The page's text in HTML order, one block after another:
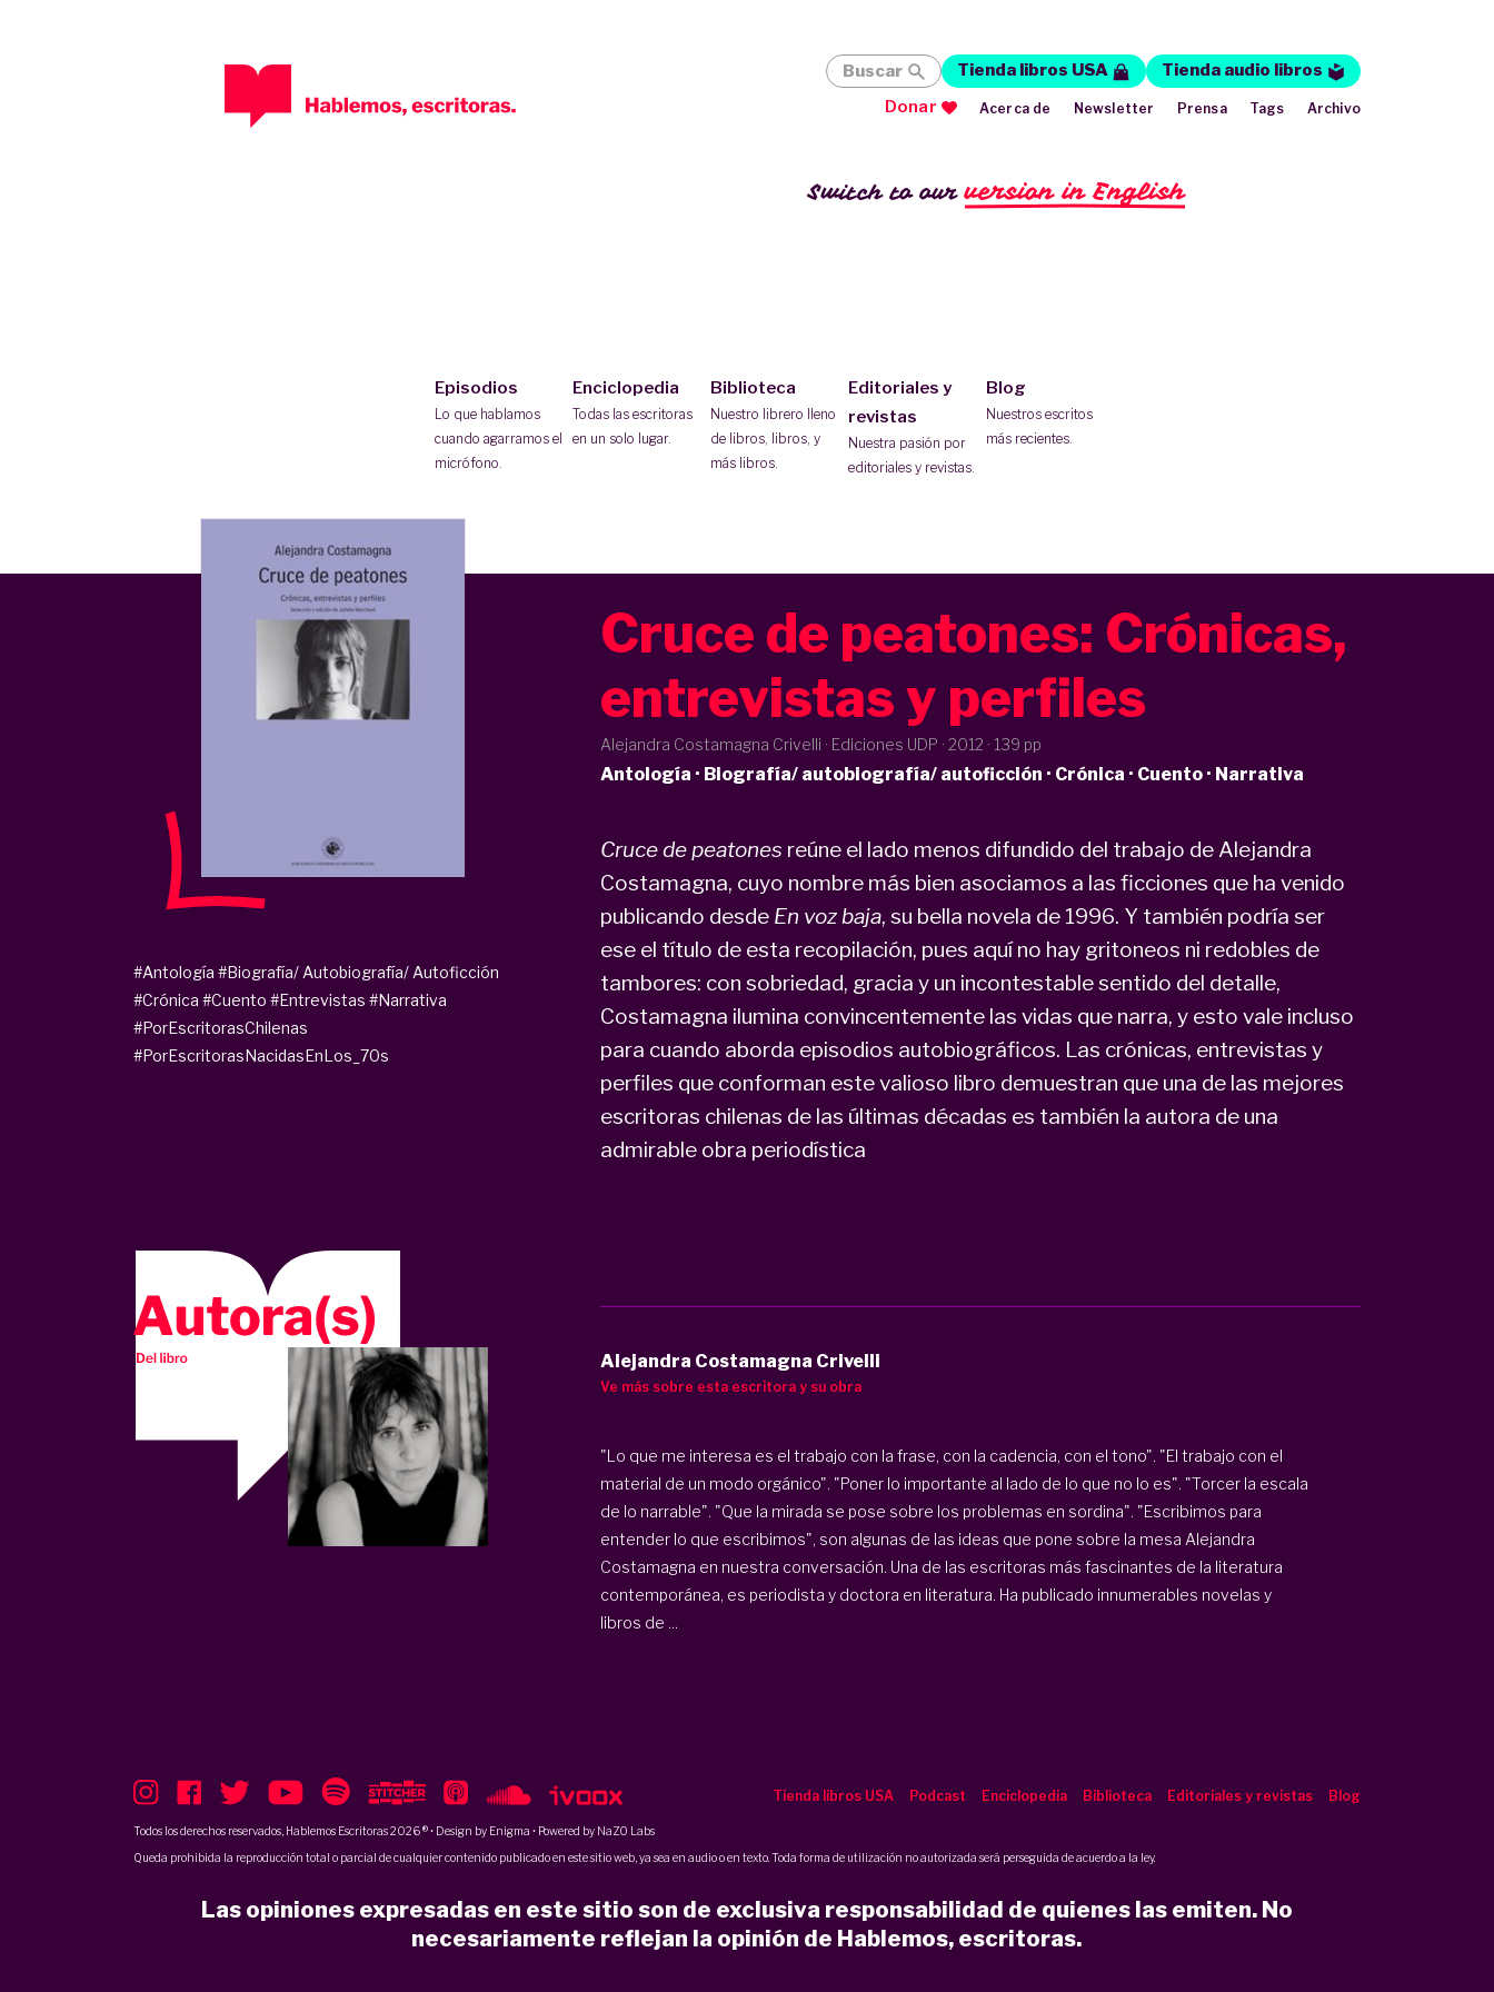
Switch to ourversion in English
Episodios
Lo que hablamos
cuando agarramos el
micrófono.
Enciclopedia
Todas las escritoras
en un solo lugar.
Biblioteca
Nuestro librero lleno
de libros, libros, y
más libros.
Editoriales y
revistas
Nuestra pasión por
editoriales y revistas.
Blog
Nuestros escritos
más recientes.
Buscar Tienda libros USA
Tienda audio libros
Donar
Acerca de Newsletter Prensa Tags Archivo
Cruce de peatones: Crónicas,
entrevistas y perfiles
Alejandra Costamagna Crivelli · Ediciones UDP · 2012 · 139 pp
Antología · Biografía/ autobiografía/ autoficción · Crónica · Cuento · Narrativa
Cruce de peatones reúne el lado menos difundido del trabajo de Alejandra
Costamagna, cuyo nombre más bien asociamos a las ficciones que ha venido
publicando desde En voz baja, su bella novela de 1996. Y también podría ser
ese el título de esta recopilación, pues aquí no hay gritoneos ni redobles de
tambores: con sobriedad, gracia y un incontestable sentido del detalle,
Costamagna ilumina convincentemente las vidas que narra, y esto vale incluso
para cuando aborda episodios autobiográficos. Las crónicas, entrevistas y
perfiles que conforman este valioso libro demuestran que una de las mejores
escritoras chilenas de las últimas décadas es también la autora de una
admirable obra periodística
#Antología #Biografía/ Autobiografía/ Autoficción
#Crónica #Cuento #Entrevistas #Narrativa
#PorEscritorasChilenas
#PorEscritorasNacidasEnLos_70s
Alejandra Costamagna Crivelli
Ve más sobre esta escritora y su obra
"Lo que me interesa es el trabajo con la frase, con la cadencia, con el tono". "El trabajo con el
material de un modo orgánico". "Poner lo importante al lado de lo que no lo es". "Torcer la escala
de lo narrable". "Que la mirada se pose sobre los problemas en sordina". "Escribimos para
entender lo que escribimos", son algunas de las ideas que pone sobre la mesa Alejandra
Costamagna en nuestra conversación. Una de las escritoras más fascinantes de la literatura
contemporánea, es periodista y doctora en literatura. Ha publicado innumerables novelas y
libros de ...
Tienda libros USA Podcast Enciclopedia Biblioteca Editoriales y revistas Blog
Todos los derechos reservados, Hablemos Escritoras 2026 ® • Design by Enigma • Powered by NaZO Labs
Queda prohibida la reproducción total o parcial de cualquier contenido publicado en este sitio web, ya sea en audio o en texto. Toda forma de utilización no autorizada será perseguida de acuerdo a la ley.
Las opiniones expresadas en este sitio son de exclusiva responsabilidad de quienes las emiten. No
necesariamente reflejan la opinión de Hablemos, escritoras.